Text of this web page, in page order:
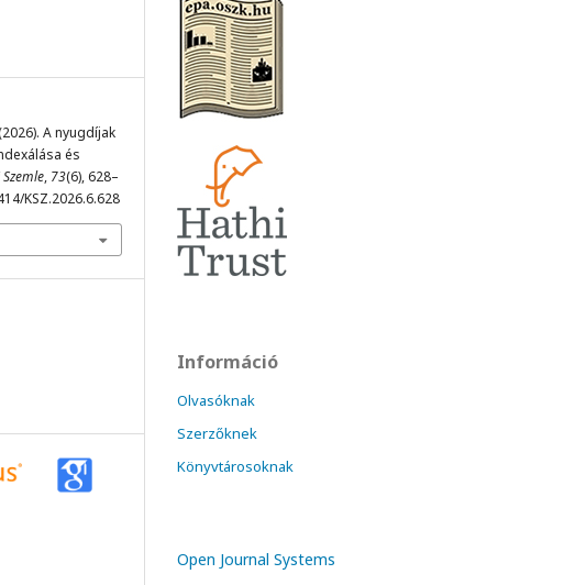
A nyugdíjak
és
, 73(6), 628–
KSZ.2026.6.628
Információ
Olvasóknak
Szerzőknek
Könyvtárosoknak
Open Journal Systems